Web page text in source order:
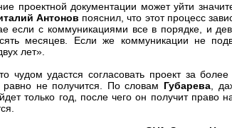
проектной документации может уйти
Антонов пояснил, что этот процесс
если с коммуникациями все в порядке, и
месяцев. Если же коммуникации не
лет».
удастся согласовать проект за более
равно не получится. По словам Губарева,
только год, после чего он получит право